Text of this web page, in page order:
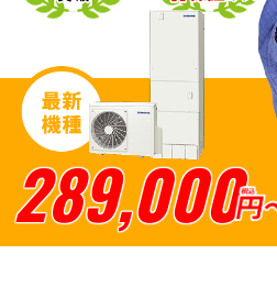
SNSアカウント
289,000